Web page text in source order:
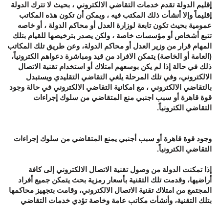
إقليم الدولة تقدم خدمات التقاضي الالكتروني ، بحيث لا تترك الدولة
إقليماً وإلا أنشأت ذلك المكتب فيه ، ويمكن أن تكون هذه المكاتب
عمومية بحيث تكون تابعة لوزارة العدل أو محاكم الدولة ، أو خاصه
تتبع أشخاص أو مؤسسات خاصة ، ولكن يصدر بترخيصها للقيام بتلك
المهام قرار من وزير العدل أو محاكم الدولة، وعن طريق تلك المكاتب
(العامة أو الخاصة) يتمكن الافراد من قيد ومباشرة دعواهم الكترونياً،
ذلك في حالة إذا لم يكن بوسعهم امتلاك أو استخدام تقنية الاتصال
الالكتروني، وفي تلك المرحلة يلغي التقاضي التقليدي ويستبدل
بالتقاضي الالكتروني ، مع امكانية التقاضي الالكتروني في حالة وجود
قوة قاهرة أو سبب اجنبي منع المتقاضي من سلوك إجراءات
التقاضي الكترونياً.
وجود قوة قاهرة أو سبب أجنبي يمنع المتقاضي من سلوك إجراءات
التقاضي الكترونياً.
إذا تمكنت الدولة من وصول تقنية الاتصال الالكتروني إلى كافة
أراضيها، وقدمت تلك التقنية بأسعار رمزية بحث يتمكن جميع أفراد
المجتمع من امتلاك تقنية الاتصال الالكتروني، وقامت بتجهيز محاكمها
بتلك التقنية، وأنشأت مكاتب عامة وخاصة تؤدي خدمات التقاضي